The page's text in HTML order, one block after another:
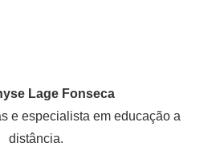
Lage Fonseca
e especialista em educação a
distância.